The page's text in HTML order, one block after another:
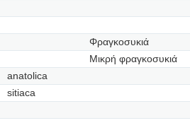
Φραγκοσυκιά
Μικρή φραγκοσυκιά
anatolica
sitiaca